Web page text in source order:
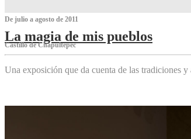
De julio a agosto de 2011
La magia de mis pueblos
Castillo de Chapultepec
Una exposición que da cuenta de las tradiciones